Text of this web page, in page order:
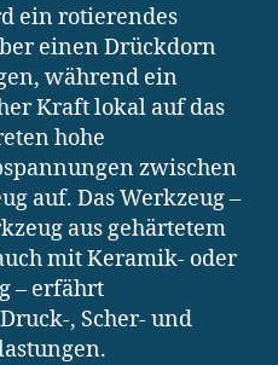
ein rotierendes
einen Drückdorn
während ein
Kraft lokal auf das
hohe
zwischen
auf. Das Werkzeug –
aus gehärtetem
mit Keramik- oder
– erfährt
, Scher- und